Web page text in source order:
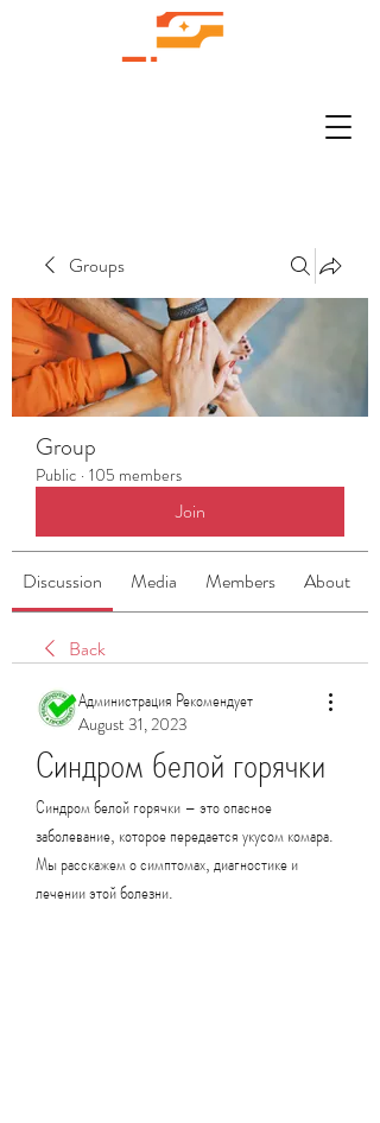
Groups
Group
Public · 105 members
Join
Discussion Media Members About
Back
Администрация Рекомендует
August 31, 2023
Синдром белой горячки
Синдром белой горячки – это опасное
заболевание, которое передается укусом комара.
Мы расскажем о симптомах, диагностике и
лечении этой болезни.